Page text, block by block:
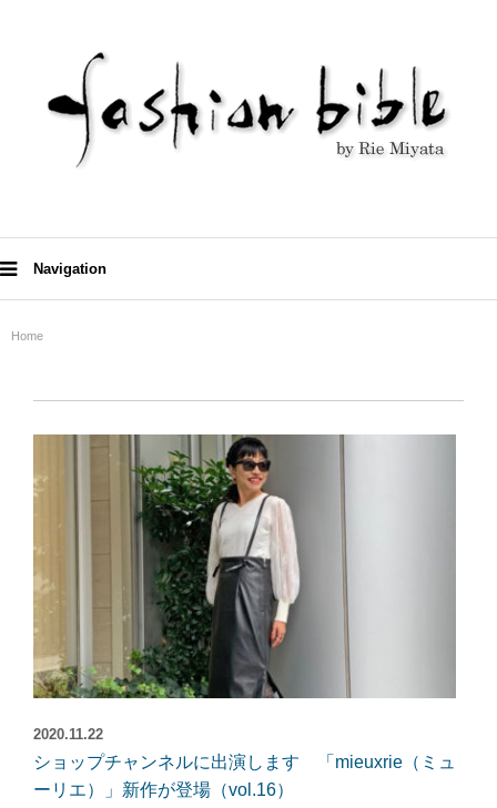
Navigation
Home
2020.11.22
ショップチャンネルに出演します 「mieuxrie（ミュ
ーリエ）」新作が登場（vol.16）